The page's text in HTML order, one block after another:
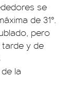
se
de 31°.
pero
y de
la